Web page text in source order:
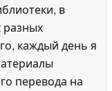
в
каждый день я
перевода на